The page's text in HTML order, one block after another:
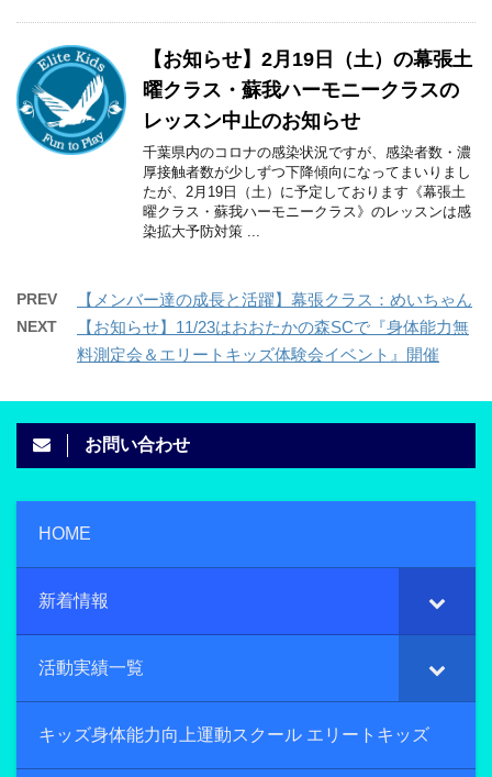
【お知らせ】2月19日（土）の幕張土
曜クラス・蘇我ハーモニークラスの
レッスン中止のお知らせ
千葉県内のコロナの感染状況ですが、感染者数・濃
厚接触者数が少しずつ下降傾向になってまいりまし
たが、2月19日（土）に予定しております《幕張土
曜クラス・蘇我ハーモニークラス》のレッスンは感
染拡大予防対策 ...
PREV 【メンバー達の成長と活躍】幕張クラス：めいちゃん
NEXT
【お知らせ】11/23はおおたかの森SCで『身体能力無
料測定会＆エリートキッズ体験会イベント』開催
お問い合わせ
HOME
新着情報
活動実績一覧
キッズ身体能力向上運動スクール エリートキッズ